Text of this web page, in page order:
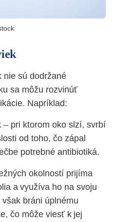
nie sú dodržané
sa môžu rozvinúť
Napríklad:
– pri ktorom oko slzí, svrbí
od toho, čo zápal
potrebné antibiotiká.
okolností prijíma
a využíva ho na svoju
bráni úplnému
čo môže viesť k jej